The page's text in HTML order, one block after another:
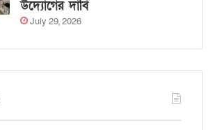
উদ্যোগের দাবি
July 29, 2026